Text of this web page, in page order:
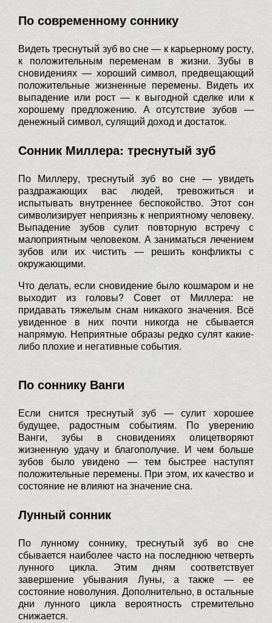
По современному соннику
Видеть треснутый зуб во сне — к карьерному росту,
к положительным переменам в жизни. Зубы в
сновидениях — хороший символ, предвещающий
положительные жизненные перемены. Видеть их
выпадение или рост — к выгодной сделке или к
хорошему предложению. А отсутствие зубов —
денежный символ, сулящий доход и достаток.
Сонник Миллера: треснутый зуб
По Миллеру, треснутый зуб во сне — увидеть
раздражающих вас людей, тревожиться и
испытывать внутреннее беспокойство. Этот сон
символизирует неприязнь к неприятному человеку.
Выпадение зубов сулит повторную встречу с
малоприятным человеком. А заниматься лечением
зубов или их чистить — решить конфликты с
окружающими.
Что делать, если сновидение было кошмаром и не
выходит из головы? Совет от Миллера: не
придавать тяжелым снам никакого значения. Всё
увиденное в них почти никогда не сбывается
напрямую. Неприятные образы редко сулят какие-
либо плохие и негативные события.
По соннику Ванги
Если снится треснутый зуб — сулит хорошее
будущее, радостным событиям. По уверению
Ванги, зубы в сновидениях олицетворяют
жизненную удачу и благополучие. И чем больше
зубов было увидено — тем быстрее наступят
положительные перемены. При этом, их качество и
состояние не влияют на значение сна.
Лунный сонник
По лунному соннику, треснутый зуб во сне
сбывается наиболее часто на последнюю четверть
лунного цикла. Этим дням соответствует
завершение убывания Луны, а также — ее
состояние новолуния. Дополнительно, в остальные
дни лунного цикла вероятность стремительно
снижается.